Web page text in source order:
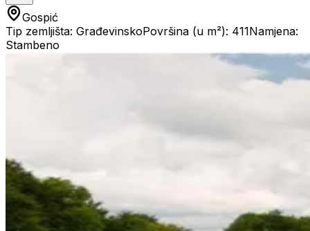
Gospić
Tip zemljišta: GrađevinskoPovršina (u m²): 411Namjena:
Stambeno